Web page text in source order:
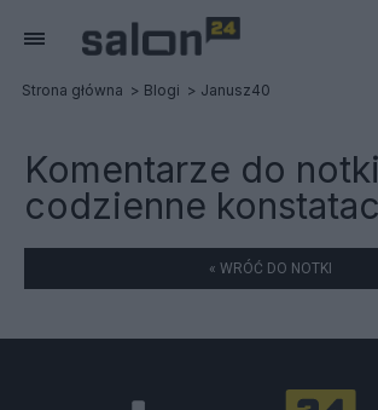
Strona główna Blogi Janusz40
Komentarze do
codzienne
« WRÓĆ DO NOTKI